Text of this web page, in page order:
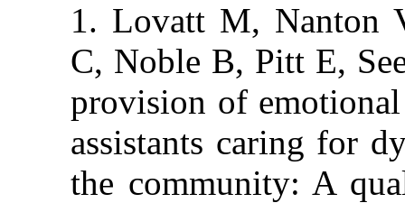
1. Lovatt M,
C, Noble B,
provision of
assistants
the